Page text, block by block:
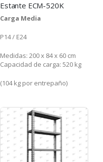
Estante ECM-520K
Carga Media
P14 / E24
Medidas: 200 x 84 x 60 cm
Capacidad de carga: 520 kg
(104 kg por entrepaño)